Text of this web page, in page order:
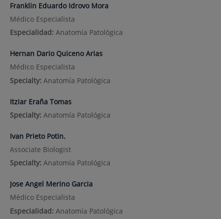
Franklin Eduardo Idrovo Mora
Médico Especialista
Especialidad: Anatomía Patológica
Hernan Dario Quiceno Arias
Médico Especialista
Specialty: Anatomía Patológica
Itziar Eraña Tomas
Specialty: Anatomía Patológica
Ivan Prieto Potin.
Associate Biologist
Specialty: Anatomía Patológica
Jose Angel Merino Garcia
Médico Especialista
Especialidad: Anatomía Patológica